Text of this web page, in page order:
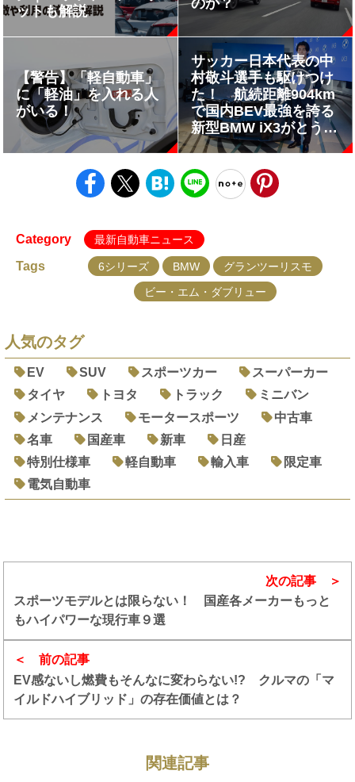
ットも解説
【警告】「軽自動車」
に「軽油」を入れる人
がいる！
サッカー日本代表の中
村敬斗選手も駆けつけ
た！ 航続距離904km
で国内BEV最強を誇る
新型BMW iX3がとうと
う日本発表
Category 最新自動車ニュース
Tags 6シリーズ BMW
グランツーリスモ
ビー・エム・ダブリュー
人気のタグ
EV SUV スポーツカー
スーパーカー
タイヤ
トヨタ トラック
ミニバン
メンテナンス
モータースポーツ
中古車
名車
国産車 新車
日産
特別仕様車
軽自動車 輸入車
限定車
電気自動車
前の記事
EV感ないし燃費もそんなに変わらない!? クルマの「マ
イルドハイブリッド」の存在価値とは？
次の記事
スポーツモデルとは限らない！ 国産各メーカーもっと
もハイパワーな現行車９選
関連記事